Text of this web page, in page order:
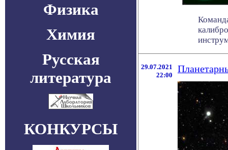
Физика
Химия
Русская
литература
КОНКУРСЫ
29.07.2021
22:00